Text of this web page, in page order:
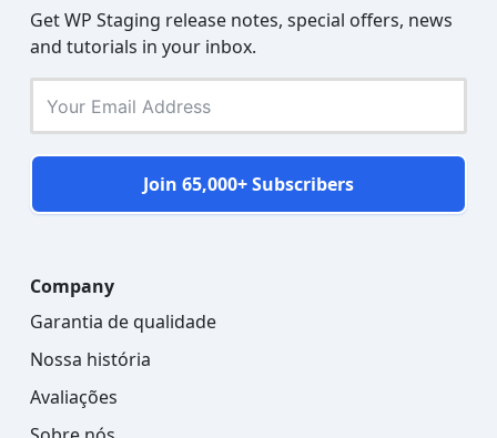
Get WP Staging release notes, special offers, news
and tutorials in your inbox.
Join 65,000+ Subscribers
Company
Garantia de qualidade
Nossa história
Avaliações